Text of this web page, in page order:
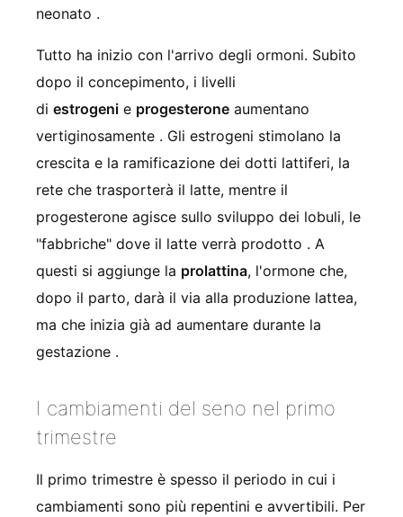
neonato .
Tutto ha inizio con l'arrivo degli ormoni. Subito
dopo il concepimento, i livelli
di estrogeni e progesterone aumentano
vertiginosamente . Gli estrogeni stimolano la
crescita e la ramificazione dei dotti lattiferi, la
rete che trasporterà il latte, mentre il
progesterone agisce sullo sviluppo dei lobuli, le
"fabbriche" dove il latte verrà prodotto . A
questi si aggiunge la prolattina, l'ormone che,
dopo il parto, darà il via alla produzione lattea,
ma che inizia già ad aumentare durante la
gestazione .
I cambiamenti del seno nel primo
trimestre
Il primo trimestre è spesso il periodo in cui i
cambiamenti sono più repentini e avvertibili. Per